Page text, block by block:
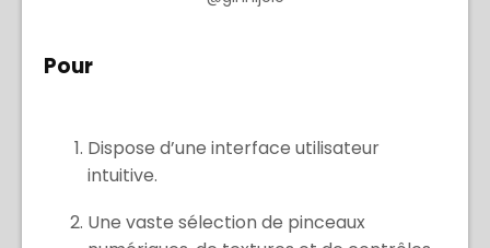
Dispose d’une interface utilisateur
intuitive.